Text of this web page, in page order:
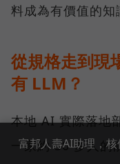
料成為有價值的知
從規格走到現
有 LLM？
本地 AI 實際落地
一家約 50 多人的
富邦人壽AI助理，核